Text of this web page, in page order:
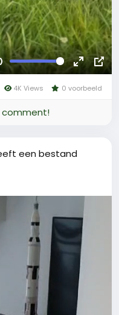
in-
4K Views 0 voorbeeld
comment!
een bestand